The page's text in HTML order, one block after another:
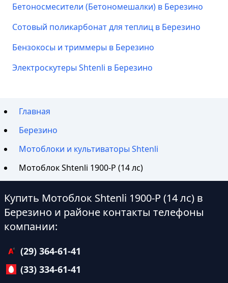
Бетоносмесители (Бетономешалки) в Березино
Сотовый поликарбонат для теплиц в Березино
Бензокосы и триммеры в Березино
Электроскутеры Shtenli в Березино
Главная
Березино
Мотоблоки и культиваторы Shtenli
Мотоблок Shtenli 1900-P (14 лс)
Купить Мотоблок Shtenli 1900-P (14 лс) в
Березино и районе контакты телефоны
компании:
(29) 364-61-41
(33) 334-61-41